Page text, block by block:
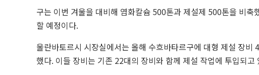
구는 이번 겨울을 대비해 염화칼슘 500톤과 제설제 500톤을 비
할 예정이다.
울란바토르시 시장실에서는 올해 수흐바타르구에 대형 제설 장
했다. 이들 장비는 기존 22대의 장비와 함께 제설 작업에 투입되고